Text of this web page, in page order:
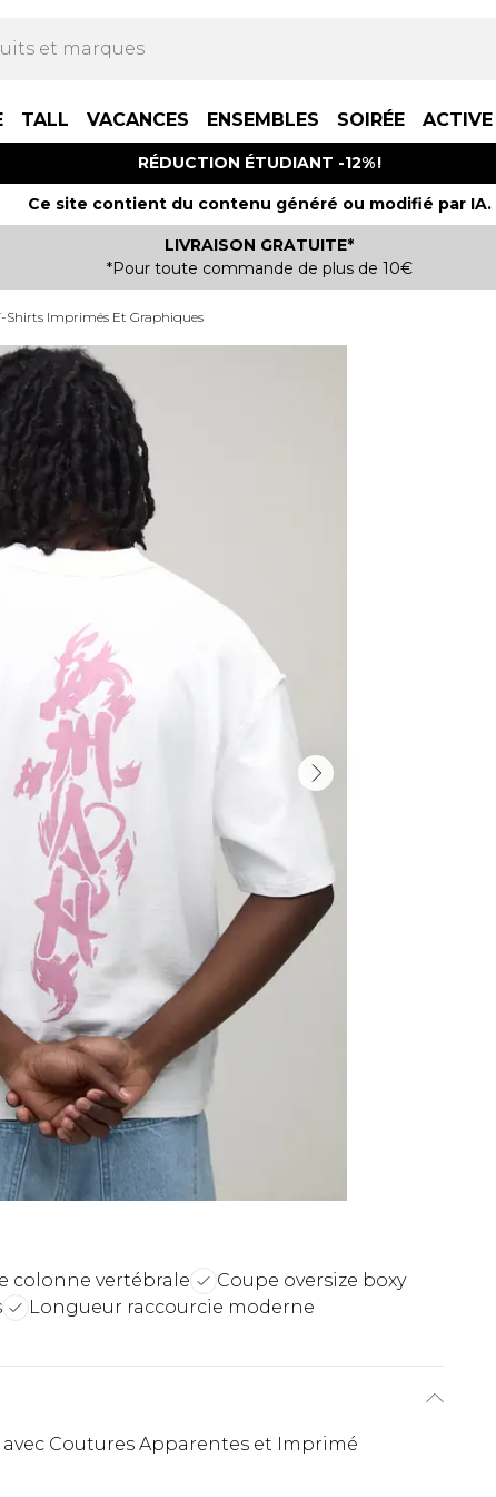
TALL VACANCES ENSEMBLES SOIRÉE ACTIVE
RÉDUCTION ÉTUDIANT -12% !
Ce site contient du contenu généré ou modifié par IA.
LIVRAISON GRATUITE*
*Pour toute commande de plus de 10€
Shirts Imprimés Et Graphiques
colonne vertébrale
Coupe oversize boxy
Longueur raccourcie moderne
Coutures Apparentes et Imprimé